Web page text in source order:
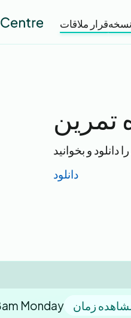
قرار ملاقاتنسخه
تمرین
دانلود
Monday زمان